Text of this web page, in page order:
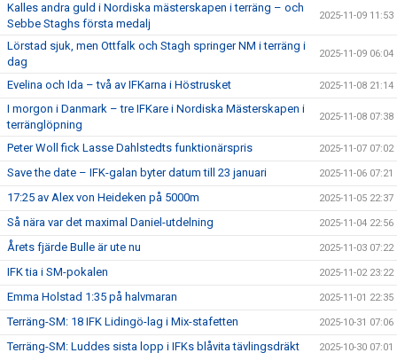
Kalles andra guld i Nordiska mästerskapen i terräng – och
Sebbe Staghs första medalj
2025-11-09 11:53
Lörstad sjuk, men Ottfalk och Stagh springer NM i terräng i
dag
2025-11-09 06:04
Evelina och Ida – två av IFKarna i Höstrusket 2025-11-08 21:14
I morgon i Danmark – tre IFKare i Nordiska Mästerskapen i
terränglöpning
2025-11-08 07:38
Peter Woll fick Lasse Dahlstedts funktionärspris 2025-11-07 07:02
Save the date – IFK-galan byter datum till 23 januari 2025-11-06 07:21
17:25 av Alex von Heideken på 5000m 2025-11-05 22:37
Så nära var det maximal Daniel-utdelning 2025-11-04 22:56
Årets fjärde Bulle är ute nu 2025-11-03 07:22
IFK tia i SM-pokalen 2025-11-02 23:22
Emma Holstad 1:35 på halvmaran 2025-11-01 22:35
Terräng-SM: 18 IFK Lidingö-lag i Mix-stafetten 2025-10-31 07:06
Terräng-SM: Luddes sista lopp i IFKs blåvita tävlingsdräkt 2025-10-30 07:01